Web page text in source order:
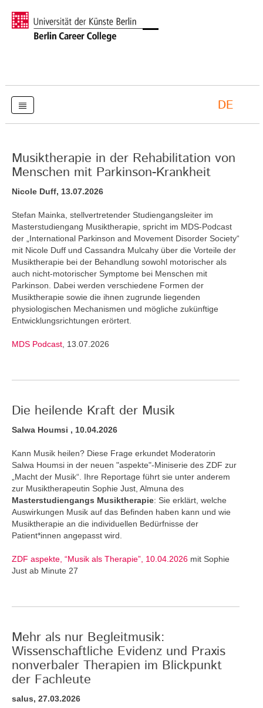
DE
Musiktherapie in der Rehabilitation von
Menschen mit Parkinson-Krankheit
Nicole Duff, 13.07.2026
Stefan Mainka, stellvertretender Studiengangsleiter im
Masterstudiengang Musiktherapie, spricht im MDS-Podcast
der „International Parkinson and Movement Disorder Society“
mit Nicole Duff und Cassandra Mulcahy über die Vorteile der
Musiktherapie bei der Behandlung sowohl motorischer als
auch nicht-motorischer Symptome bei Menschen mit
Parkinson. Dabei werden verschiedene Formen der
Musiktherapie sowie die ihnen zugrunde liegenden
physiologischen Mechanismen und mögliche zukünftige
Entwicklungsrichtungen erörtert.
MDS Podcast , 13.07.2026
Die heilende Kraft der Musik
Salwa Houmsi , 10.04.2026
Kann Musik heilen? Diese Frage erkundet Moderatorin
Salwa Houmsi in der neuen "aspekte"-Miniserie des ZDF zur
„Macht der Musik“. Ihre Reportage führt sie unter anderem
zur Musiktherapeutin Sophie Just, Almuna des
Masterstudiengangs Musiktherapie: Sie erklärt, welche
Auswirkungen Musik auf das Befinden haben kann und wie
Musiktherapie an die individuellen Bedürfnisse der
Patient*innen angepasst wird.
ZDF aspekte, “Musik als Therapie”, 10.04.2026 mit Sophie
Just ab Minute 27
Mehr als nur Begleitmusik:
Wissenschaftliche Evidenz und Praxis
nonverbaler Therapien im Blickpunkt
der Fachleute
salus, 27.03.2026